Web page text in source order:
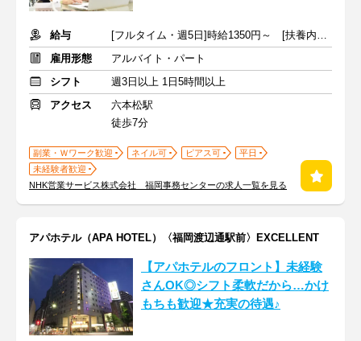
給与
[フルタイム・週5日]時給1350円～ [扶養内・週3日]時給1200円～
雇用形態
アルバイト・パート
シフト
週3日以上 1日5時間以上
アクセス
六本松駅
徒歩7分
副業・Ｗワーク歓迎 ネイル可 ピアス可
平日
未経験者歓迎
NHK営業サービス株式会社 福岡事務センターの求人一覧を見る
アパホテル（APA HOTEL）〈福岡渡辺通駅前〉EXCELLENT
【アパホテルのフロント】未経験
さんOK◎シフト柔軟だから…かけ
もちも歓迎★充実の待遇♪